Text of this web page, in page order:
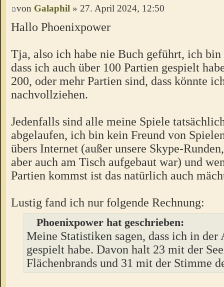
von Galaphil » 27. April 2024, 12:50
Hallo Phoenixpower
Tja, also ich habe nie Buch geführt, ich
dass ich auch über 100 Partien gespielt
200, oder mehr Partien sind, dass könnte
nachvollziehen.
Jedenfalls sind alle meine Spiele
abgelaufen, ich bin kein Freund von
übers Internet (außer unsere Skype-
aber auch am Tisch aufgebaut war) und
Partien kommst ist das natürlich auch
Lustig fand ich nur folgende Rechnung:
Phoenixpower hat geschrieben:
Meine Statistiken sagen, dass ich in der
gespielt habe. Davon halt 23 mit der
Flächenbrands und 31 mit der Stimme